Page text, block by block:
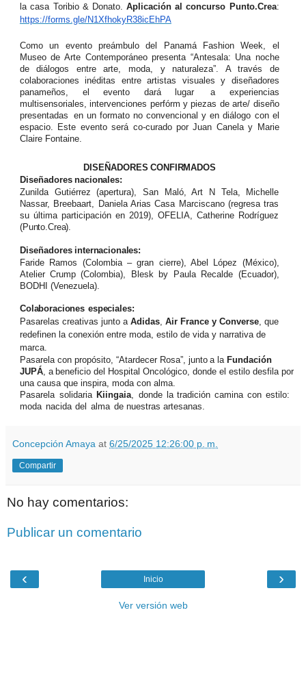
la casa Toribio & Donato. Aplicación al concurso Punto.Crea:
https://forms.gle/N1XfhokyR38icEhPA
Como un evento preámbulo del Panamá Fashion Week, el
Museo de Arte Contemporáneo presenta “Antesala: Una noche
de diálogos entre arte, moda, y naturaleza”. A través de
colaboraciones inéditas entre artistas visuales y diseñadores
panameños, el evento
dará lugar
a experiencias
multisensoriales, intervenciones perfórm y piezas de arte/ diseño
presentadas en un formato no convencional y en diálogo con el
espacio. Este evento será co-curado por Juan Canela y Marie
Claire Fontaine.
DISEÑADORES CONFIRMADOS
Diseñadores nacionales:
Zunilda Gutiérrez (apertura), San Maló, Art N Tela, Michelle
Nassar, Breebaart, Daniela Arias Casa Marciscano (regresa tras
su última participación en 2019), OFELIA, Catherine Rodríguez
(Punto.Crea).
Diseñadores internacionales:
Faride Ramos (Colombia – gran cierre), Abel López (México),
Atelier Crump (Colombia),
Blesk by Paula Recalde (Ecuador),
BODHI (Venezuela).
Colaboraciones especiales:
Pasarelas creativas junto a Adidas, Air France y Converse, que
redefinen la conexión entre moda, estilo de vida y narrativa de
marca.
Pasarela con propósito, “Atardecer Rosa”, junto a la Fundación
JUPÁ, a beneficio del Hospital Oncológico, donde el estilo desfila por
una causa que inspira, moda con alma.
Pasarela solidaria Kiingaia, donde la tradición camina con estilo:
moda nacida del alma de nuestras artesanas.
Concepción Amaya at 6/25/2025 12:26:00 p. m.
Compartir
No hay comentarios:
Publicar un comentario
‹ ›
Inicio
Ver versión web